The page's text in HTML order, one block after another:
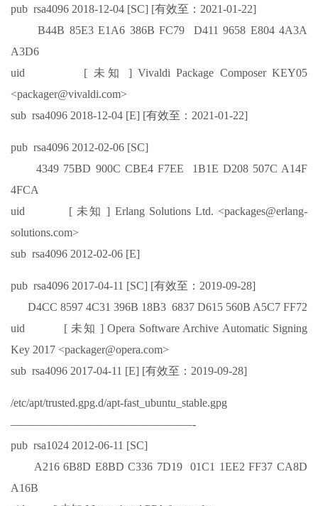
pub rsa4096 2018-12-04 [SC] [有效至：2021-01-22]
B44B 85E3 E1A6 386B FC79 D411 9658 E804 4A3A
A3D6
uid [ 未知 ] Vivaldi Package Composer KEY05
<packager@vivaldi.com>
sub rsa4096 2018-12-04 [E] [有效至：2021-01-22]
pub rsa4096 2012-02-06 [SC]
4349 75BD 900C CBE4 F7EE 1B1E D208 507C A14F
4FCA
uid [ 未知 ] Erlang Solutions Ltd. <packages@erlang-
solutions.com>
sub rsa4096 2012-02-06 [E]
pub rsa4096 2017-04-11 [SC] [有效至：2019-09-28]
D4CC 8597 4C31 396B 18B3 6837 D615 560B A5C7 FF72
uid [ 未知 ] Opera Software Archive Automatic Signing
Key 2017 <packager@opera.com>
sub rsa4096 2017-04-11 [E] [有效至：2019-09-28]
/etc/apt/trusted.gpg.d/apt-fast_ubuntu_stable.gpg
————————————————-
pub rsa1024 2012-06-11 [SC]
A216 6B8D E8BD C336 7D19 01C1 1EE2 FF37 CA8D
A16B